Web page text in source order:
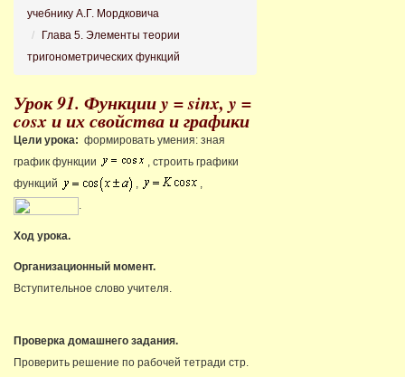
учебнику А.Г. Мордковича
Глава 5. Элементы теории
тригонометрических функций
Урок 91. Функции y = sinx, y =
cosx и их свойства и графики
Цели урока: формировать умения: зная
график функции
, строить графики
функций
,
,
.
Ход урока.
Организационный момент.
Вступительное слово учителя.
Проверка домашнего задания.
Проверить решение по рабочей тетради стр.